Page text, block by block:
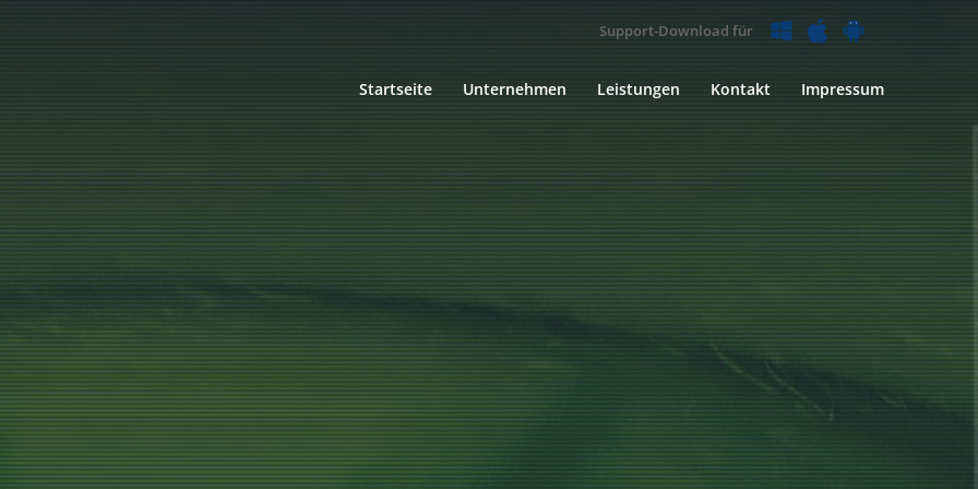
Support-Download für
Startseite Unternehmen Leistungen Kontakt Impressum